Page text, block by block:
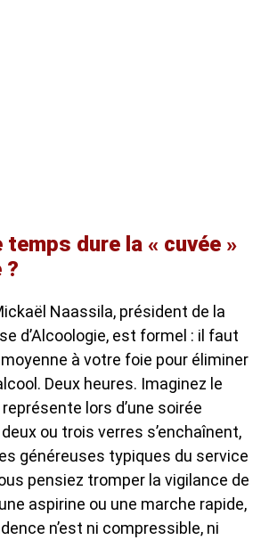
temps dure la « cuvée »
?
Naassila, président de la
d’Alcoologie, est formel : il faut
à votre foie pour éliminer
Deux heures. Imaginez le
lors d’une soirée
ou trois verres s’enchaînent,
généreuses typiques du service
pensiez tromper la vigilance de
aspirine ou une marche rapide,
n’est ni compressible, ni